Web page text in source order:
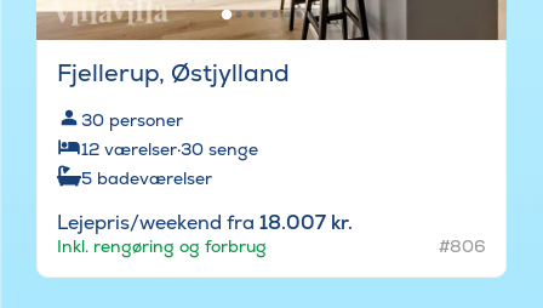
Fjellerup, Østjylland
30 personer
12 værelser·30 senge
5 badeværelser
Lejepris/weekend fra 18.007 kr.
Inkl. rengøring og forbrug #806